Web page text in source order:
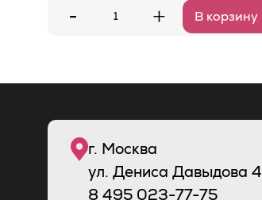
- + В корзину
г. Москва
ул. Дениса Давыдова 4
8 495 023-77-75